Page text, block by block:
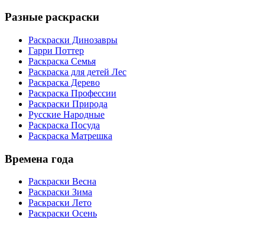
Разные раскраски
Раскраски Динозавры
Гарри Поттер
Раскраска Семья
Раскраска для детей Лес
Раскраска Дерево
Раскраска Профессии
Раскраски Природа
Русские Народные
Раскраска Посуда
Раскраска Матрешка
Времена года
Раскраски Весна
Раскраски Зима
Раскраски Лето
Раскраски Осень